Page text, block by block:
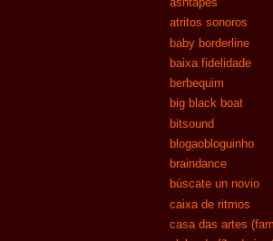
atritos sonoros
baby borderline
baixa fidelidade
berbequim
big black boat
bitsound
blogaobloguinho
braindance
búscate un novio
caixa de ritmos
casa das artes